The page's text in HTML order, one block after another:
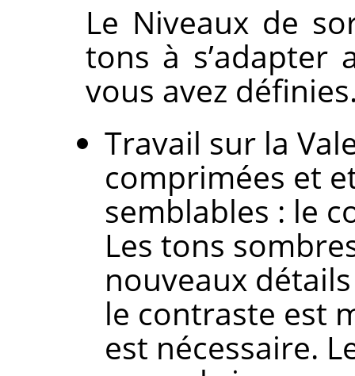
Le Niveaux de
tons à s’adapter
vous avez
Travail sur la
comprimées et
semblables : le
Les tons
nouveaux
le contraste est
est nécessaire.